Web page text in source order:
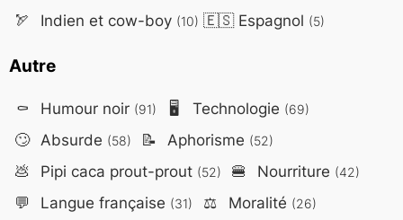
🏹 Indien et cow-boy (10) 🇪🇸Espagnol (5)
Autre
⚰️ Humour noir (91) 🖥️ Technologie (69)
🙄 Absurde (58) 📝 Aphorisme (52)
💩 Pipi caca prout-prout (52) 🍔 Nourriture (42)
💬 Langue française (31) ⚖️ Moralité (26)